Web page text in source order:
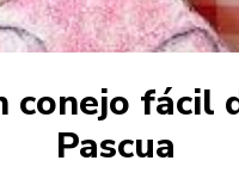
conejo fácil
Pascua